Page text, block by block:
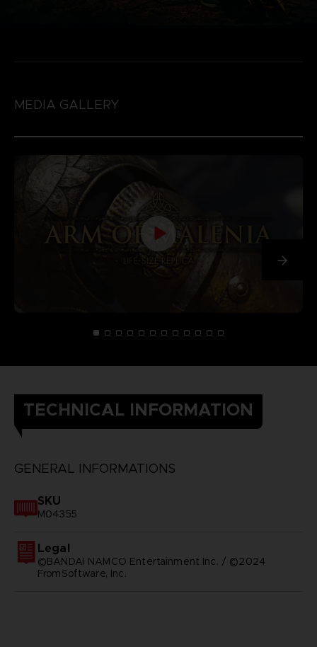
MEDIA GALLERY
TECHNICAL INFORMATION
GENERAL INFORMATIONS
SKU
M04355
Legal
©BANDAI NAMCO Entertainment Inc. / ©2024
FromSoftware, Inc.